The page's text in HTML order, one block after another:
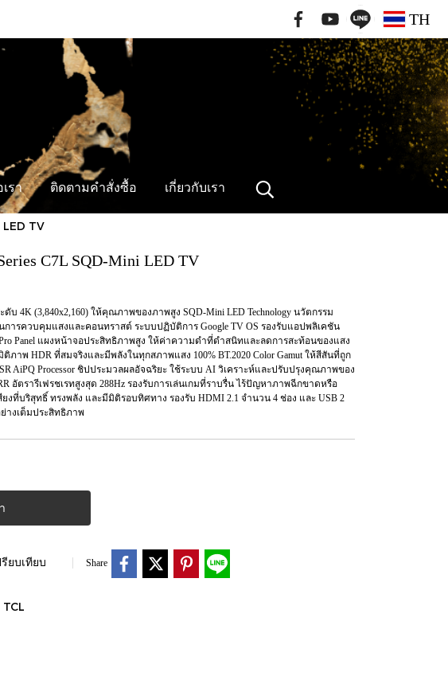
TH
รา ติดตามคำสั่งซื้อ เกี่ยวกับเรา
TV
C7L SQD-Mini LED TV
บ 4K (3,840x2,160) ให้คุณภาพของภาพสูง SQD-Mini LED Technology นวัตกรรม
รควบคุมแสงและคอนทราสต์ ระบบปฏิบัติการ Google TV OS รองรับแอปพลิเคชัน
Panel แผงหน้าจอประสิทธิภาพสูง ให้ค่าความดำที่ดำสนิทและลดการสะท้อนของแสง
ภาพ HDR ที่สมจริงและมีพลังในทุกสภาพแสง 100% BT.2020 Color Gamut ให้สีสันที่ถูก
AiPQ Processor ชิปประมวลผลอัจฉริยะ ใช้ระบบ AI วิเคราะห์และปรับปรุงคุณภาพของ
อัตรารีเฟรชเรทสูงสุด 288Hz รองรับการเล่นเกมที่ราบรื่น ไร้ปัญหาภาพฉีกขาดหรือ
สียงที่บริสุทธิ์ ทรงพลัง และมีมิติรอบทิศทาง รองรับ HDMI 2.1 จำนวน 4 ช่อง และ USB 2
างเต็มประสิทธิภาพ
รียบเทียบ Share
TCL